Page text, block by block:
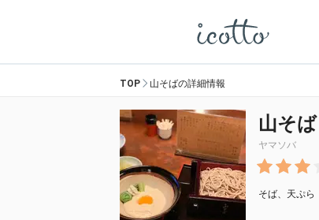
TOP 山そばの詳細情報
山そば
ヤマソバ
そば、天ぷら